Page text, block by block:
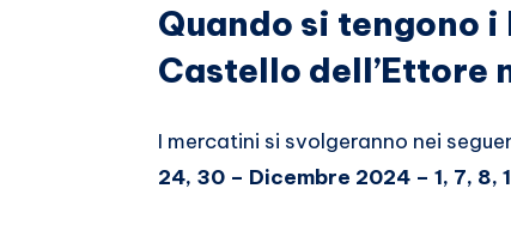
Quando si tengono
Castello dell’Ettore
I mercatini si svolgeranno nei
24, 30 – Dicembre 2024 – 1, 7, 8,